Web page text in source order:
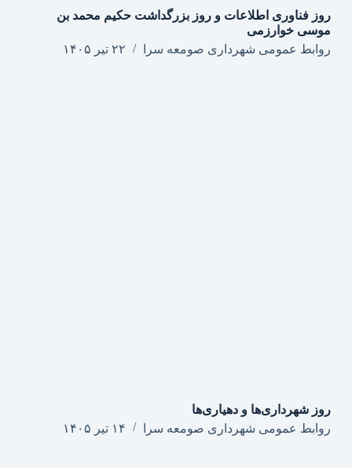
روز فناوری اطلاعات و روز بزرگداشت حکیم محمد بن
موسی خوارزمی
روابط عمومی شهرداری صومعه سرا
۲۲ تیر ۱۴۰۵
روز شهرداری‌ها و دهیاری‌ها
روابط عمومی شهرداری صومعه سرا
۱۴ تیر ۱۴۰۵